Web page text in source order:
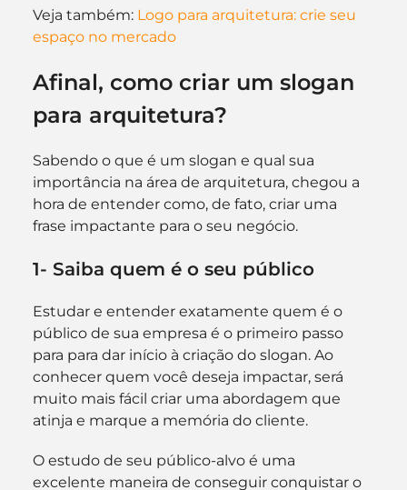
Veja também: Logo para arquitetura: crie seu
espaço no mercado
Afinal, como criar um slogan
para arquitetura?
Sabendo o que é um slogan e qual sua
importância na área de arquitetura, chegou a
hora de entender como, de fato, criar uma
frase impactante para o seu negócio.
1- Saiba quem é o seu público
Estudar e entender exatamente quem é o
público de sua empresa é o primeiro passo
para para dar início à criação do slogan. Ao
conhecer quem você deseja impactar, será
muito mais fácil criar uma abordagem que
atinja e marque a memória do cliente.
O estudo de seu público-alvo é uma
excelente maneira de conseguir conquistar o